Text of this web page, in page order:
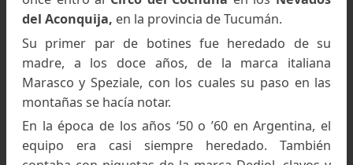
Su camino en la montaña empezó a los diez
cuando con su padre conquistó el
Grande , de 3.320 metros de altura y enclavado